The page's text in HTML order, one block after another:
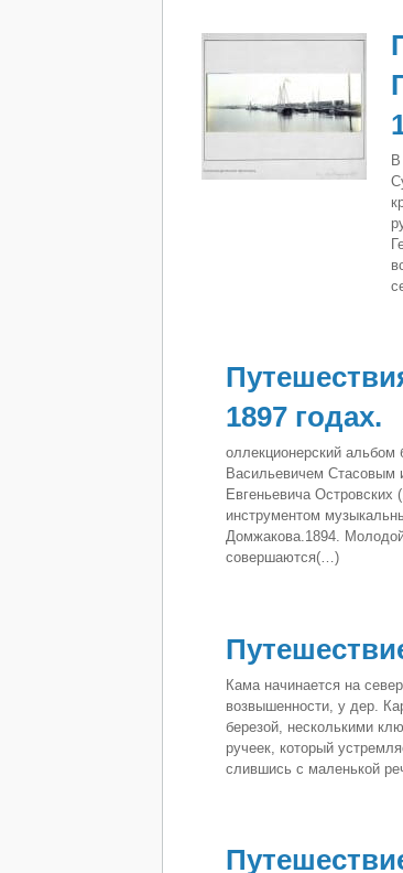
В
1897 годах.
оллекционерский
Васильевичем Стасовым
Евгеньевича
инструментом
Домжакова.1894. Молодой
совершаются(…)
Кама начинается на
воз­вышенности, у дер.
березой, несколькими
ручеек, который
слившись с маленькой